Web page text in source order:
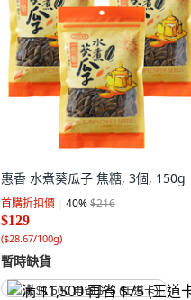
惠香 水煮葵瓜子 焦糖, 3個, 150g
首購折扣價 40%$216
$129
($28.67/100g)
暫時缺貨
满 $1,500 再省 $75 (王道卡)